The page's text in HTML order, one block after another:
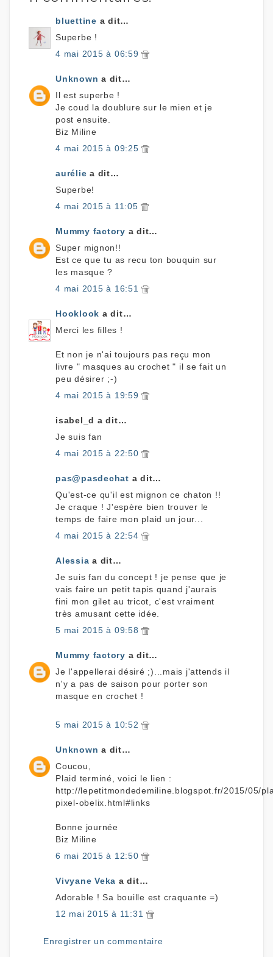
bluettine a dit…
Superbe !
4 mai 2015 à 06:59
Unknown a dit…
Il est superbe !
Je coud la doublure sur le mien et je
post ensuite.
Biz Miline
4 mai 2015 à 09:25
aurélie a dit…
Superbe!
4 mai 2015 à 11:05
Mummy factory a dit…
Super mignon!!
Est ce que tu as recu ton bouquin sur
les masque ?
4 mai 2015 à 16:51
Hooklook a dit…
Merci les filles !
Et non je n'ai toujours pas reçu mon
livre " masques au crochet " il se fait un
peu désirer ;-)
4 mai 2015 à 19:59
isabel_d a dit…
Je suis fan
4 mai 2015 à 22:50
pas@pasdechat a dit…
Qu'est-ce qu'il est mignon ce chaton !!
Je craque ! J'espère bien trouver le
temps de faire mon plaid un jour...
4 mai 2015 à 22:54
Alessia a dit…
Je suis fan du concept ! je pense que je
vais faire un petit tapis quand j'aurais
fini mon gilet au tricot, c'est vraiment
très amusant cette idée.
5 mai 2015 à 09:58
Mummy factory a dit…
Je l'appellerai désiré ;)...mais j'attends il
n'y a pas de saison pour porter son
masque en crochet !
5 mai 2015 à 10:52
Unknown a dit…
Coucou,
Plaid terminé, voici le lien :
http://lepetitmondedemiline.blogspot.fr/2015/05/
pixel-obelix.html#links
Bonne journée
Biz Miline
6 mai 2015 à 12:50
Vivyane Veka a dit…
Adorable ! Sa bouille est craquante =)
12 mai 2015 à 11:31
Enregistrer un commentaire